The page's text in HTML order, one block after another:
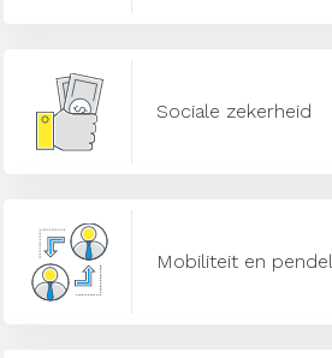
Sociale zekerheid
Mobiliteit en pendel